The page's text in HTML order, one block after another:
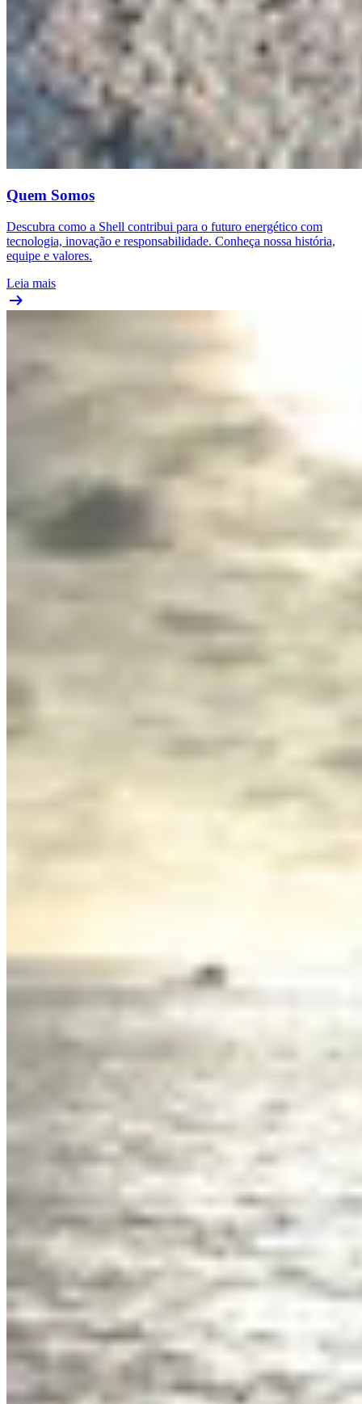
Quem Somos
Descubra como a Shell contribui para o futuro energético com
tecnologia, inovação e responsabilidade. Conheça nossa história,
equipe e valores.
Leia mais